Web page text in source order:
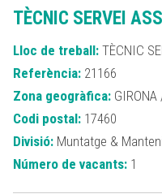
TÈCNIC SERVEI
Lloc de treball:TÈCNIC
Referència:21166
Zona geogràfica:GIRONA
Codi postal:17460
Divisió:Muntatge &
Número de vacants:1